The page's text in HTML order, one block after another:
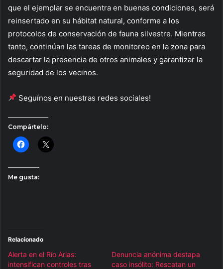
que el ejemplar se encuentra en buenas condiciones, será
reinsertado en su hábitat natural, conforme a los
protocolos de conservación de fauna silvestre. Mientras
tanto, continúan las tareas de monitoreo en la zona para
descartar la presencia de otros animales y garantizar la
seguridad de los vecinos.
Seguínos en nuestras redes sociales!
Compártelo:
Me gusta:
Relacionado
Alerta en el Río Arias:
intensifican controles tras
Denuncia anónima destapa
caso insólito: Rescatan un